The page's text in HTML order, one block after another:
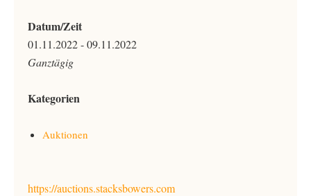
Datum/Zeit
01.11.2022 - 09.11.2022
Ganztägig
Kategorien
Auktionen
https://auctions.stacksbowers.com